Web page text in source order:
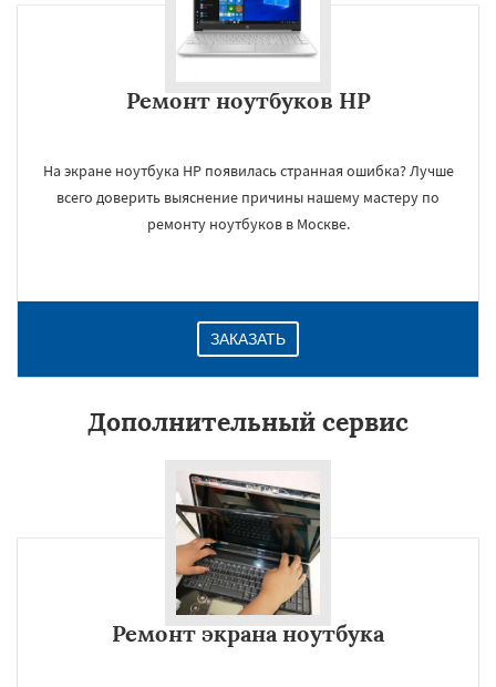
Ремонт ноутбуков HP
На экране ноутбука HP появилась странная ошибка? Лучше
всего доверить выяснение причины нашему мастеру по
ремонту ноутбуков в Москве.
ЗАКАЗАТЬ
Дополнительный сервис
Ремонт экрана ноутбука